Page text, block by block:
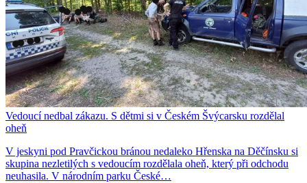
Vedoucí nedbal zákazu. S dětmi si v Českém Švýcarsku rozdělal
oheň
V jeskyni pod Pravčickou bránou nedaleko Hřenska na Děčínsku si
skupina nezletilých s vedoucím rozdělala oheň, který při odchodu
neuhasila. V národním parku České…